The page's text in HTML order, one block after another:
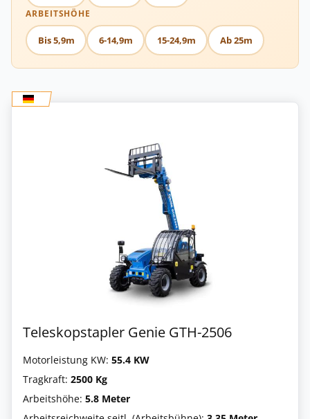
ARBEITSHÖHE
Bis 5,9m 6-14,9m 15-24,9m Ab 25m
Teleskopstapler Genie GTH-2506
Motorleistung KW: 55.4 KW
Tragkraft: 2500 Kg
Arbeitshöhe: 5.8 Meter